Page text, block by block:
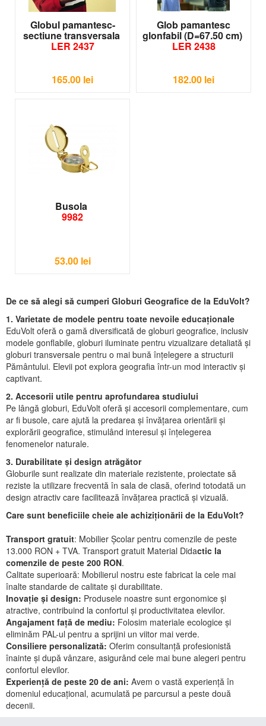
Globul pamantesc-
sectiune transversala
LER 2437
165.00 lei
Glob pamantesc
glonfabil (D=67.50 cm)
LER 2438
182.00 lei
Busola
9982
53.00 lei
De ce să alegi să cumperi Globuri Geografice de la EduVolt?
1. Varietate de modele pentru toate nevoile educaționale
EduVolt oferă o gamă diversificată de globuri geografice, inclusiv
modele gonflabile, globuri iluminate pentru vizualizare detaliată și
globuri transversale pentru o mai bună înțelegere a structurii
Pământului. Elevii pot explora geografia într-un mod interactiv și
captivant.
2. Accesorii utile pentru aprofundarea studiului
Pe lângă globuri, EduVolt oferă și accesorii complementare, cum
ar fi busole, care ajută la predarea și învățarea orientării și
explorării geografice, stimulând interesul și înțelegerea
fenomenelor naturale.
3. Durabilitate și design atrăgător
Globurile sunt realizate din materiale rezistente, proiectate să
reziste la utilizare frecventă în sala de clasă, oferind totodată un
design atractiv care facilitează învățarea practică și vizuală.
Care sunt beneficiile cheie ale achiziționării de la EduVolt?
Transport gratuit: Mobilier Școlar pentru comenzile de peste
13.000 RON + TVA. Transport gratuit Material Didactic la
comenzile de peste 200 RON.
Calitate superioară: Mobilierul nostru este fabricat la cele mai
înalte standarde de calitate și durabilitate.
Inovație și design: Produsele noastre sunt ergonomice și
atractive, contribuind la confortul și productivitatea elevilor.
Angajament față de mediu: Folosim materiale ecologice și
eliminăm PAL-ul pentru a sprijini un viitor mai verde.
Consiliere personalizată: Oferim consultanță profesionistă
înainte și după vânzare, asigurând cele mai bune alegeri pentru
confortul elevilor.
Experiență de peste 20 de ani: Avem o vastă experiență în
domeniul educațional, acumulată pe parcursul a peste două
decenii.